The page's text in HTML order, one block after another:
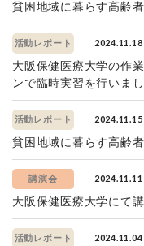
貧困地域に暮らす高齢
活動レポート 2024.11.18
大阪保健医療大学の作
ンで臨時実習を行いま
活動レポート 2024.11.15
貧困地域に暮らす高齢
講演会 2024.11.11
大阪保健医療大学にて
活動レポート 2024.11.04